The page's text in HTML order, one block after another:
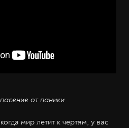
от паники
мир летит к чертям, у вас